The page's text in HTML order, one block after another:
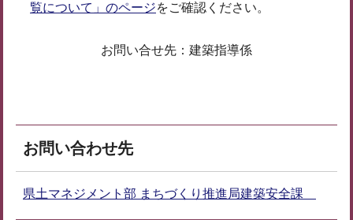
覧について」のページをご確認ください。
お問い合せ先：建築指導係
お問い合わせ先
県土マネジメント部 まちづくり推進局建築安全課